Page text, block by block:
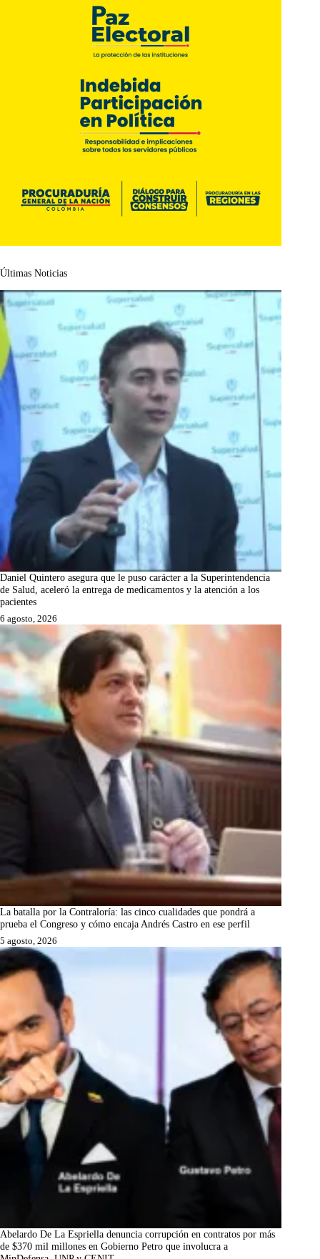
Últimas Noticias
Daniel Quintero asegura que le puso carácter a la Superintendencia
de Salud, aceleró la entrega de medicamentos y la atención a los
pacientes
6 agosto, 2026
La batalla por la Contraloría: las cinco cualidades que pondrá a
prueba el Congreso y cómo encaja Andrés Castro en ese perfil
5 agosto, 2026
Abelardo De La Espriella denuncia corrupción en contratos por más
de $370 mil millones en Gobierno Petro que involucra a